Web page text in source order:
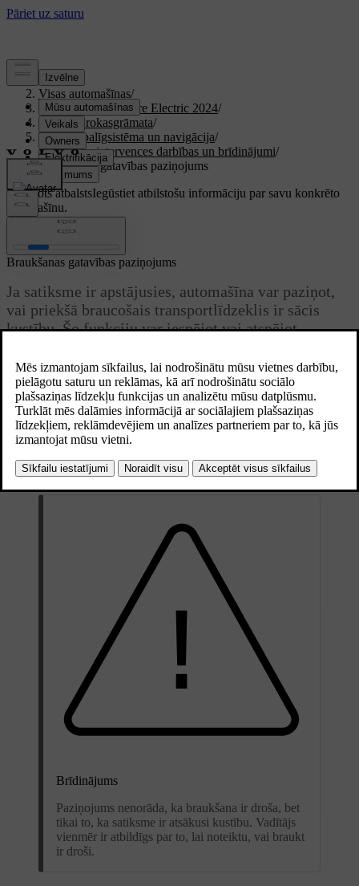
Atbalsts
Visas automašīnas/
XC40 Recharge Pure Electric 2024/
Lietotāja rokasgrāmata/
Vadītāja palīgsistēma un navigācija/
Drošības intervences darbības un brīdinājumi/
Braukšanas gatavības paziņojums
Pielāgots atbalstsIegūstiet atbilstošu informāciju par savu konkrēto
automašīnu.
Pierakstīties
Atjaunināts 28.10.2024
Braukšanas gatavības paziņojums
Ja satiksme ir apstājusies, automašīna var paziņot,
vai priekšā braucošais transportlīdzeklis ir sācis
kustību. Šo funkciju var iespējot vai atspējot
Kad automašīna konstatē, ka priekšā esošie transportlīdzekļi ir
sākuši kustību, tā par šo faktu paziņo ar skaņas signālu un
paziņojumu vadītāja displejā.
tuvumā, braukšanas gatavības paziņojums var netikt sniegts.
Brīdinājums
Paziņojums nenorāda, ka braukšana ir droša, bet
tikai to, ka satiksme ir atsākusi kustību. Vadītājs
vienmēr ir atbildīgs par to, lai noteiktu, vai braukt
ir droši.